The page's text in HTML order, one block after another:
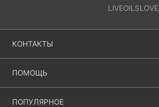
LIVEOILSLOVE
КОНТАКТЫ
ПОМОЩЬ
ПОПУЛЯРНОЕ